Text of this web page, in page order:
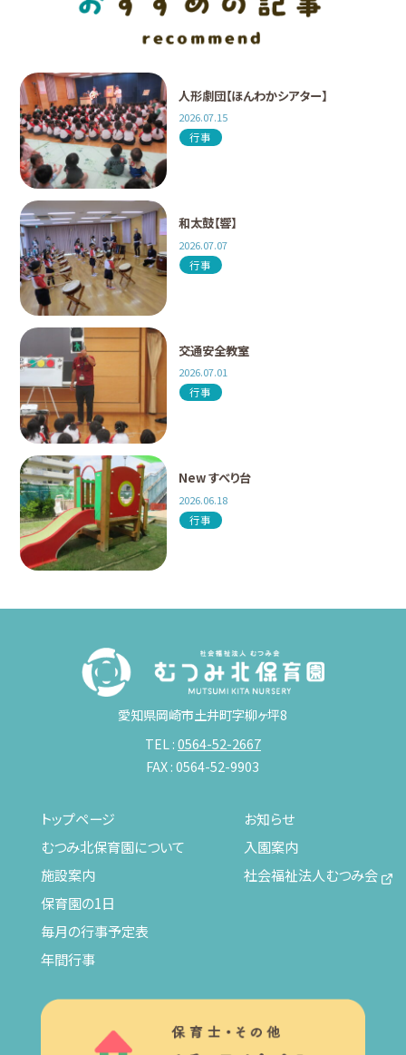
人形劇団【ほんわかシアター】
2026.07.15
行事
和太鼓【響】
2026.07.07
行事
交通安全教室
2026.07.01
行事
New すべり台
2026.06.18
行事
愛知県岡崎市土井町字柳ヶ坪8
TEL :0564-52-2667
FAX : 0564-52-9903
トップページ
むつみ北保育園について
施設案内
保育園の1日
毎月の行事予定表
年間行事
お知らせ
入園案内
社会福祉法人むつみ会